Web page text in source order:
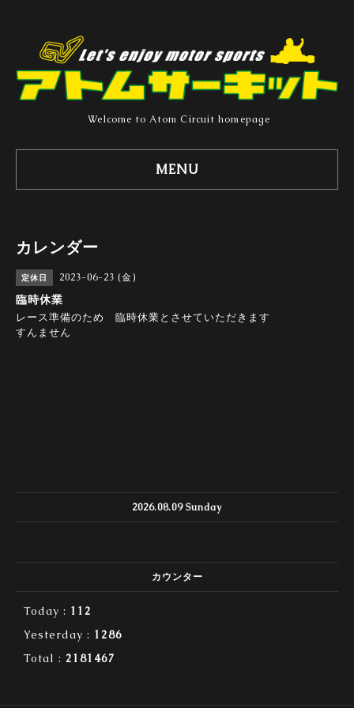
Welcome to Atom Circuit homepage
MENU
カレンダー
定休日 2023-06-23 (金)
臨時休業
レース準備のため 臨時休業とさせていただきます
すんません
2026.08.09 Sunday
カウンター
Today : 112
Yesterday : 1286
Total : 2181467